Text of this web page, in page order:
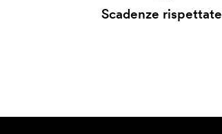
Scadenze rispettate